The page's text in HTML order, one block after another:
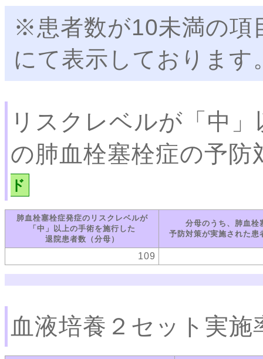
※患者数が10未満の項
にて表示しております
リスクレベルが「中
の肺血栓塞栓症の予防
ド
肺血栓塞栓症発症のリスクレベルが
「中」以上の手術を施行した
退院患者数（分母）
分母のうち、肺血栓
予防対策が実施された患
109
血液培養２セット実施